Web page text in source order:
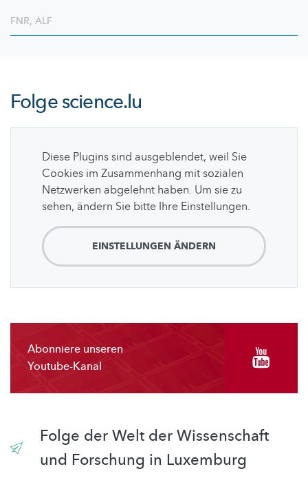
FNR, ALF
Folgescience.lu
Diese Plugins sind ausgeblendet, weil Sie
Cookies im Zusammenhang mit sozialen
Netzwerken abgelehnt haben. Um sie zu
sehen, ändern Sie bitte Ihre Einstellungen.
EINSTELLUNGEN ÄNDERN
Abonniere unseren
Youtube-Kanal
Folge der Welt der Wissenschaft
und Forschung in Luxemburg